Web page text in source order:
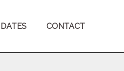
DATES CONTACT